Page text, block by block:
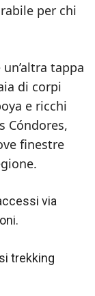
per chi
tappa
di corpi
e ricchi
Cóndores,
finestre
via
trekking